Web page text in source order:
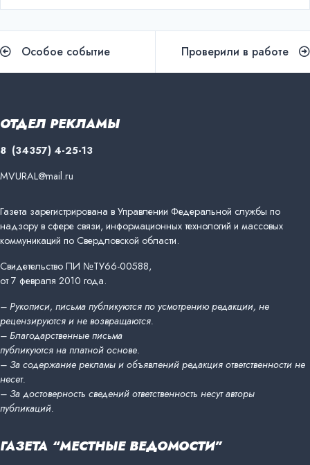
Навигация
по
Особое событие Проверили в работе
ОТДЕЛ РЕКЛАМЫ
8 (34357) 4-25-13
MVURAL@mail.ru
Газета зарегистрирована в Управлении Федеральной службы по
надзору в сфере связи, информационных технологий и массовых
коммуникаций по Свердловской области.
Свидетельство ПИ №ТУ66-00588,
от 7 февраля 2010 года.
– Рукописи, письма публикуются по усмотрению редакции, не
рецензируются и не возвращаются.
– Благодарственные письма
публикуются на платной основе.
– За содержание рекламы и объявлений редакция ответственности не
несет.
– За достоверность сведений ответственность несут авторы
публикаций.
ГАЗЕТА “МЕСТНЫЕ ВЕДОМОСТИ”